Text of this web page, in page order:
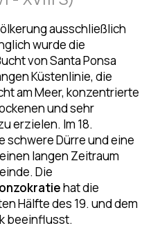
ausschließlich
wurde die
von Santa Ponsa
Küstenlinie, die
am Meer, konzentrierte
und sehr
erzielen. Im 18.
schwere Dürre und eine
langen Zeitraum
Die
hat die
Hälfte des 19. und dem
beeinflusst.